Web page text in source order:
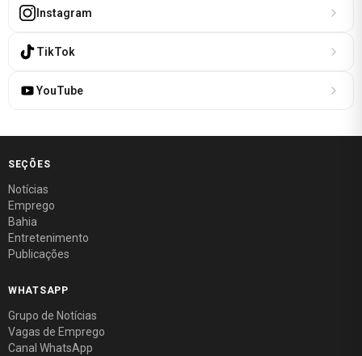
Instagram
TikTok
YouTube
SEÇÕES
Notícias
Emprego
Bahia
Entretenimento
Publicações
WHATSAPP
Grupo de Notícias
Vagas de Emprego
Canal WhatsApp